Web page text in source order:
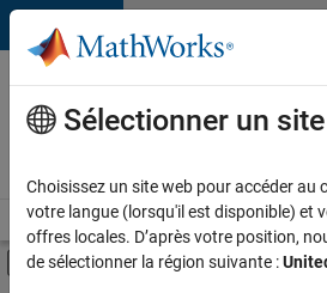
Passer au contenu
Votre
carrière
chez
Accueil Explorer nos opportunités
Activer/désactiver
Contenu principal
Sélectionner un
Choisissez un site web pour accéder au
votre langue (lorsqu'il est disponible) et
offres locales. D’après votre position,
de sélectionner la région suivante :